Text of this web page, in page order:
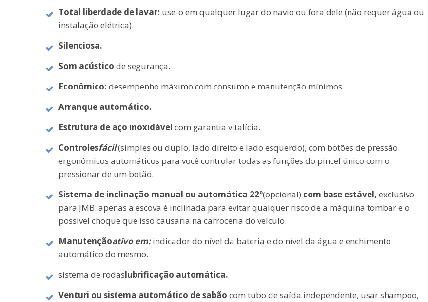
Total liberdade de lavar: use-o em qualquer lugar do navio ou fora dele (não requer água ou
instalação elétrica).
Silenciosa.
Som acústico de segurança.
Econômico: desempenho máximo com consumo e manutenção mínimos.
Arranque automático.
Estrutura de aço inoxidável com garantia vitalícia.
Controlesfácil(simples ou duplo, lado direito e lado esquerdo), com botões de pressão
ergonômicos automáticos para você controlar todas as funções do pincel único com o
pressionar de um botão.
Sistema de inclinação manual ou automática 22º(opcional) com base estável, exclusivo
para JMB: apenas a escova é inclinada para evitar qualquer risco de a máquina tombar e o
possível choque que isso causaria na carroceria do veículo.
Manutençãoativo em: indicador do nível da bateria e do nível da água e enchimento
automático do mesmo.
sistema de rodaslubrificação automática.
Venturi ou sistema automático de sabão com tubo de saída independente, usar shampoo,